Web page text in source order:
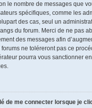
le nombre de messages que
spécifiques, comme les
des cas, seul un
du forum. Merci de ne pas
des messages afin
ne toléreront pas ce
pourra vous sanctionner
de me connecter lorsque je